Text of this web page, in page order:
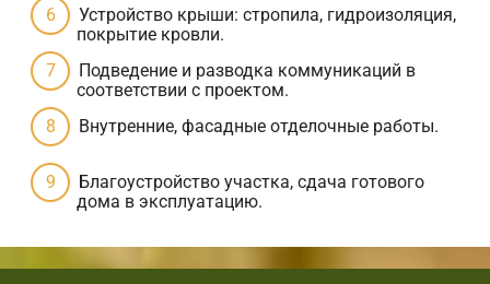
Устройство крыши: стропила, гидроизоляция,
покрытие кровли.
Подведение и разводка коммуникаций в
соответствии с проектом.
Внутренние, фасадные отделочные работы.
Благоустройство участка, сдача готового
дома в эксплуатацию.